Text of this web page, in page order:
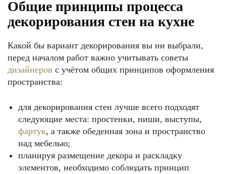
Общие принципы процесса
декорирования стен на кухне
Какой бы вариант декорирования вы ни выбрали,
перед началом работ важно учитывать советы
дизайнеров с учётом общих принципов оформления
пространства:
для декорирования стен лучше всего подходят
следующие места: простенки, ниши, выступы,
фартук, а также обеденная зона и пространство
над мебелью;
планируя размещение декора и раскладку
элементов, необходимо соблюдать принцип